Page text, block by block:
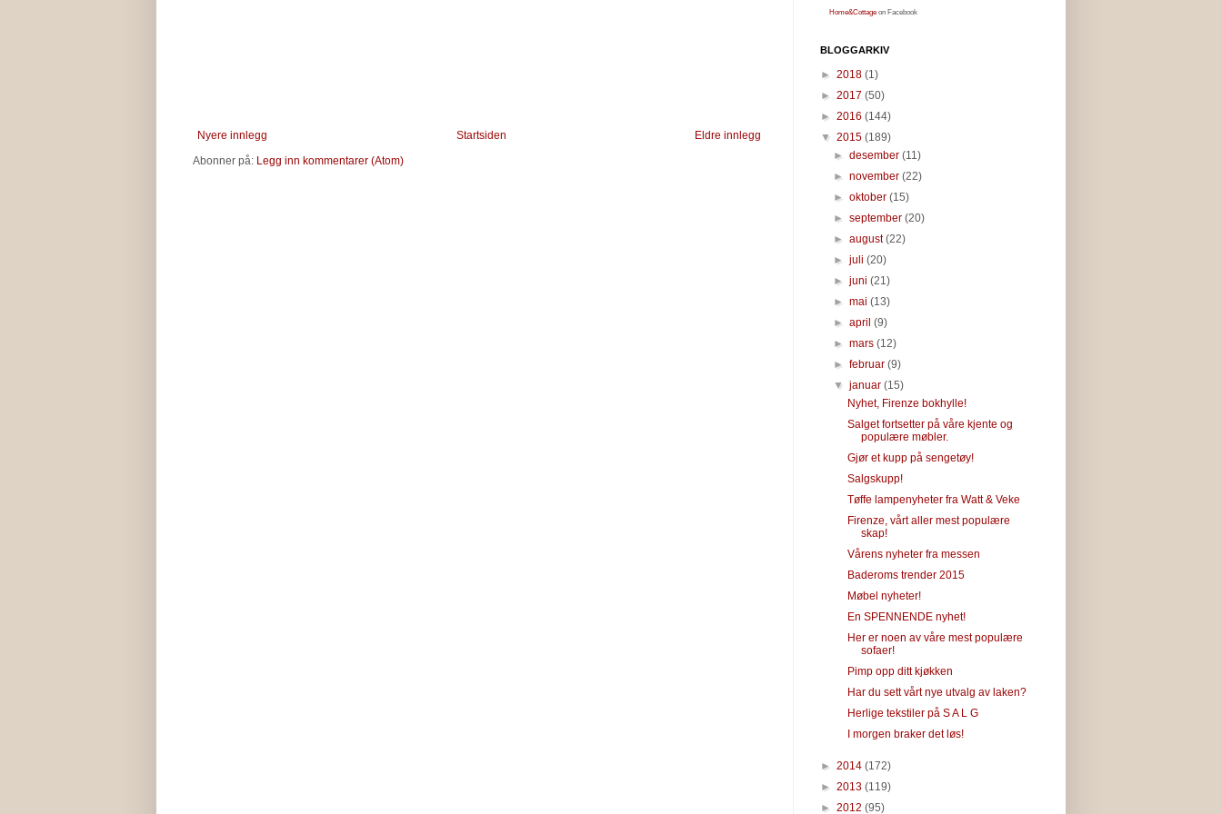
Nyere innlegg Eldre innlegg
Startsiden
Abonner på: Legg inn kommentarer (Atom)
Home&Cottage on Facebook
BLOGGARKIV
► 2018 (1)
► 2017 (50)
► 2016 (144)
▼ 2015 (189)
►desember(11)
►november(22)
►oktober(15)
►september(20)
►august(22)
►juli(20)
►juni(21)
►mai(13)
►april(9)
►mars(12)
►februar(9)
▼januar(15)
Nyhet, Firenze bokhylle!
Salget fortsetter på våre kjente og
populære møbler.
Gjør et kupp på sengetøy!
Salgskupp!
Tøffe lampenyheter fra Watt & Veke
Firenze, vårt aller mest populære
skap!
Vårens nyheter fra messen
Baderoms trender 2015
Møbel nyheter!
En SPENNENDE nyhet!
Her er noen av våre mest populære
sofaer!
Pimp opp ditt kjøkken
Har du sett vårt nye utvalg av laken?
Herlige tekstiler på S A L G
I morgen braker det løs!
► 2014 (172)
► 2013 (119)
► 2012 (95)